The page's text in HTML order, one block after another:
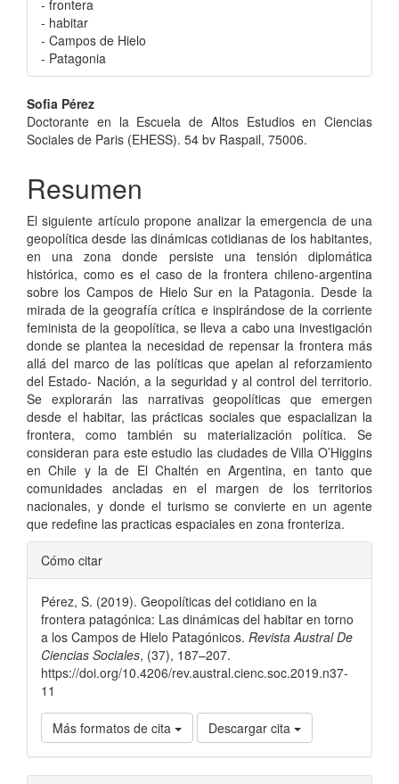
- frontera
- habitar
- Campos de Hielo
- Patagonia
Contenido
principal
artículo
Sofia Pérez
Doctorante en la Escuela de Altos Estudios en Ciencias
Sociales de Paris (EHESS). 54 bv Raspail, 75006.
Resumen
El siguiente artículo propone analizar la emergencia de una
geopolítica desde las dinámicas cotidianas de los habitantes,
en una zona donde persiste una tensión diplomática
histórica, como es el caso de la frontera chileno-argentina
sobre los Campos de Hielo Sur en la Patagonia. Desde la
mirada de la geografía crítica e inspirándose de la corriente
feminista de la geopolítica, se lleva a cabo una investigación
donde se plantea la necesidad de repensar la frontera más
allá del marco de las políticas que apelan al reforzamiento
del Estado- Nación, a la seguridad y al control del territorio.
Se explorarán las narrativas geopolíticas que emergen
desde el habitar, las prácticas sociales que espacializan la
frontera, como también su materialización política. Se
consideran para este estudio las ciudades de Villa O’Higgins
en Chile y la de El Chaltén en Argentina, en tanto que
comunidades ancladas en el margen de los territorios
nacionales, y donde el turismo se convierte en un agente
que redefine las practicas espaciales en zona fronteriza.
Detalles
del
artículo
Cómo citar
Pérez, S. (2019). Geopolíticas del cotidiano en la
frontera patagónica: Las dinámicas del habitar en torno
a los Campos de Hielo Patagónicos. Revista Austral De
Ciencias Sociales, (37), 187–207.
https://doi.org/10.4206/rev.austral.cienc.soc.2019.n37-
11
Más formatos de cita Descargar cita